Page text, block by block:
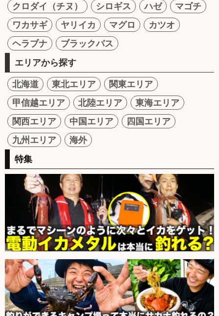
クロダイ（チヌ）
シロギス ハゼ
マゴチ
ワカサギ
ヤリイカ マグロ
カツオ
ヘラブナ
ブラックバス
エリアから探す
北海道 東北エリア
関東エリア
甲信越エリア
北陸エリア
東海エリア
関西エリア
中国エリア
四国エリア
九州エリア
海外
特集